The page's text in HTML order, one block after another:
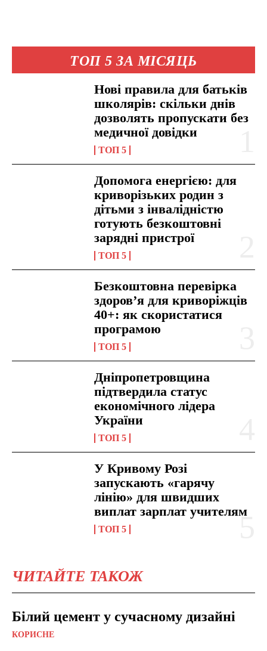
ТОП 5 ЗА МІСЯЦЬ
Нові правила для батьків
школярів: скільки днів
дозволять пропускати без
медичної довідки
ТОП 5
Допомога енергією: для
криворізьких родин з
дітьми з інвалідністю
готують безкоштовні
зарядні пристрої
ТОП 5
Безкоштовна перевірка
здоров’я для криворіжців
40+: як скористатися
програмою
ТОП 5
Дніпропетровщина
підтвердила статус
економічного лідера
України
ТОП 5
У Кривому Розі
запускають «гарячу
лінію» для швидших
виплат зарплат учителям
ТОП 5
ЧИТАЙТЕ ТАКОЖ
Білий цемент у сучасному дизайні
КОРИСНЕ